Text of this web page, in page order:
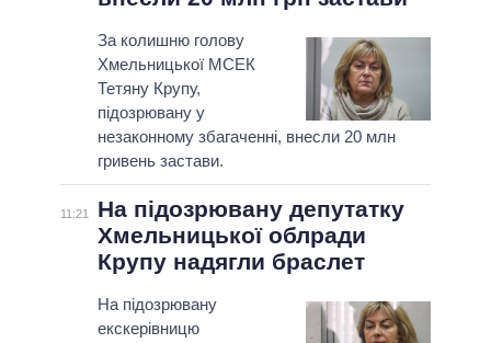
За колишню голову
Хмельницької МСЕК
Тетяну Крупу,
підозрювану у
незаконному збагаченні, внесли 20 млн
гривень застави.
11:21
На підозрювану депутатку
Хмельницької облради
Крупу надягли браслет
На підозрювану
екскерівницю